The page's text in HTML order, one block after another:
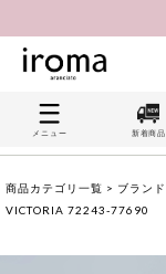
メニュー 新着商品
商品カテゴリ一覧 > ブランド
VICTORIA 72243-77690